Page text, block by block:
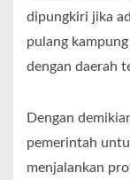
dipungkiri jika
pulang
dengan daerah
Dengan
pemerintah
menjalankan